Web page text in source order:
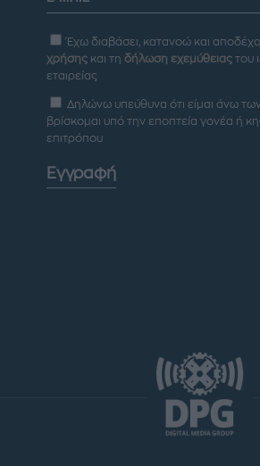
Έχω διαβάσει, κατανοώ και
χρήσης και τη δήλωση εχεμύθειας του
εταιρείας
Δηλώνω υπεύθυνα ότι είμαι άνω
βρίσκομαι υπό την εποπτεία γονέα ή
επιτρόπου
Εγγραφή